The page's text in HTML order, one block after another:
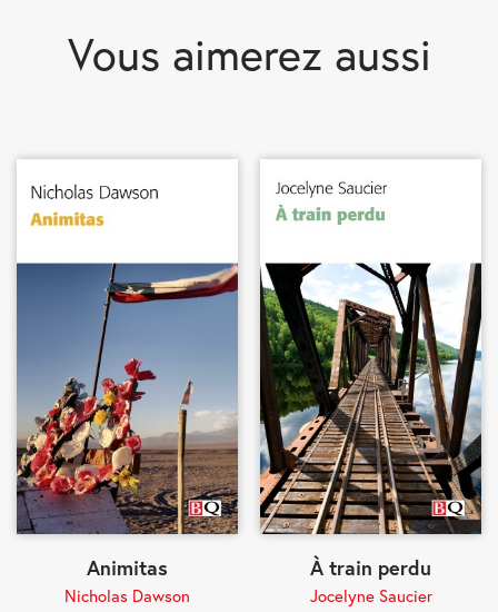
Vous aimerez aussi
Animitas
Nicholas Dawson
À train perdu
Jocelyne Saucier